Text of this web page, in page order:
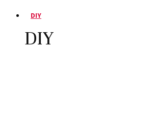
DIY
DIY